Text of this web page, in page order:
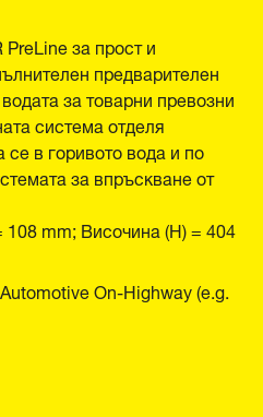
за прост и
предварителен
за товарни превозни
система отделя
в горивото вода и по
за впръскване от
mm; Височина (H) = 404
On-Highway (e.g.